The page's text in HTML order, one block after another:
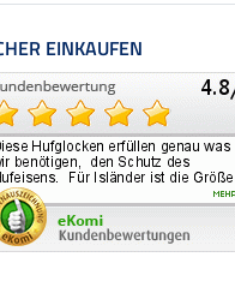
EINKAUFEN